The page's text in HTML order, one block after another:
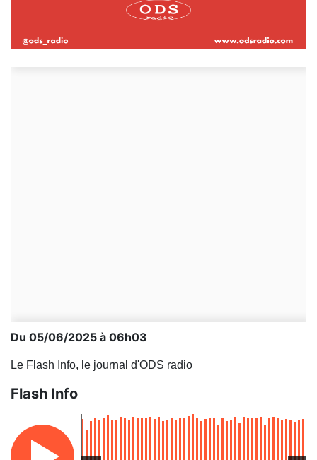
Du 05/06/2025 à 06h03
Le Flash Info, le journal d'ODS radio
Flash Info